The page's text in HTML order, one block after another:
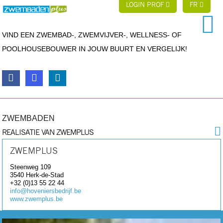
LOGIN PROF FR
VIND EEN ZWEMBAD-, ZWEMVIJVER-, WELLNESS- OF
POOLHOUSEBOUWER IN JOUW BUURT EN VERGELIJK!
ZWEMBADEN
REALISATIE VAN ZWEMPLUS
ZWEMPLUS
Steenweg 109
3540 Herk-de-Stad
+32 (0)13 55 22 44
info@hoveniersbedrijf.be
www.zwemplus.be